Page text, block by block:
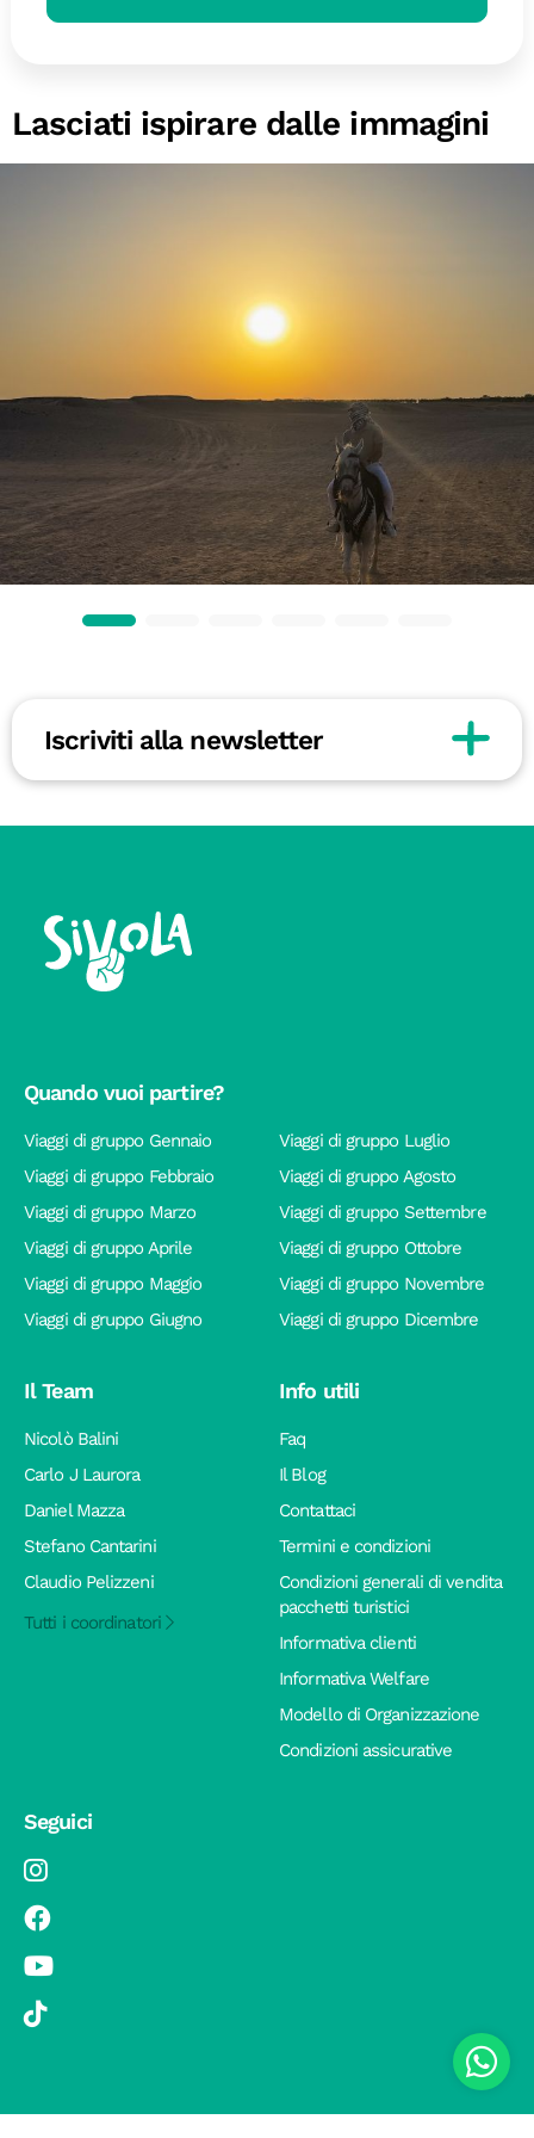
Lasciati ispirare dalle immagini
Iscriviti alla newsletter
Quando vuoi partire?
Viaggi di gruppo Gennaio
Viaggi di gruppo Febbraio
Viaggi di gruppo Marzo
Viaggi di gruppo Aprile
Viaggi di gruppo Maggio
Viaggi di gruppo Giugno
Viaggi di gruppo Luglio
Viaggi di gruppo Agosto
Viaggi di gruppo Settembre
Viaggi di gruppo Ottobre
Viaggi di gruppo Novembre
Viaggi di gruppo Dicembre
Il Team
Nicolò Balini
Carlo J Laurora
Daniel Mazza
Stefano Cantarini
Claudio Pelizzeni
Tutti i coordinatori
Info utili
Faq
Il Blog
Contattaci
Termini e condizioni
Condizioni generali di vendita
pacchetti turistici
Informativa clienti
Informativa Welfare
Modello di Organizzazione
Condizioni assicurative
Seguici